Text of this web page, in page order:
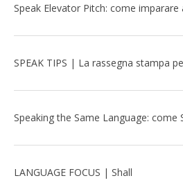
LANGUAGE FOCUS | Shall